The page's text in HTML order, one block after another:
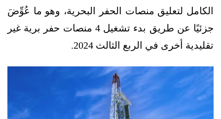
الكامل لتعليق منصات الحفر البحرية، وهو ما عُوِّضَ
جزئيًا عن طريق بدء تشغيل 4 منصات حفر برية غير
تقليدية أخرى في الربع الثالث 2024.